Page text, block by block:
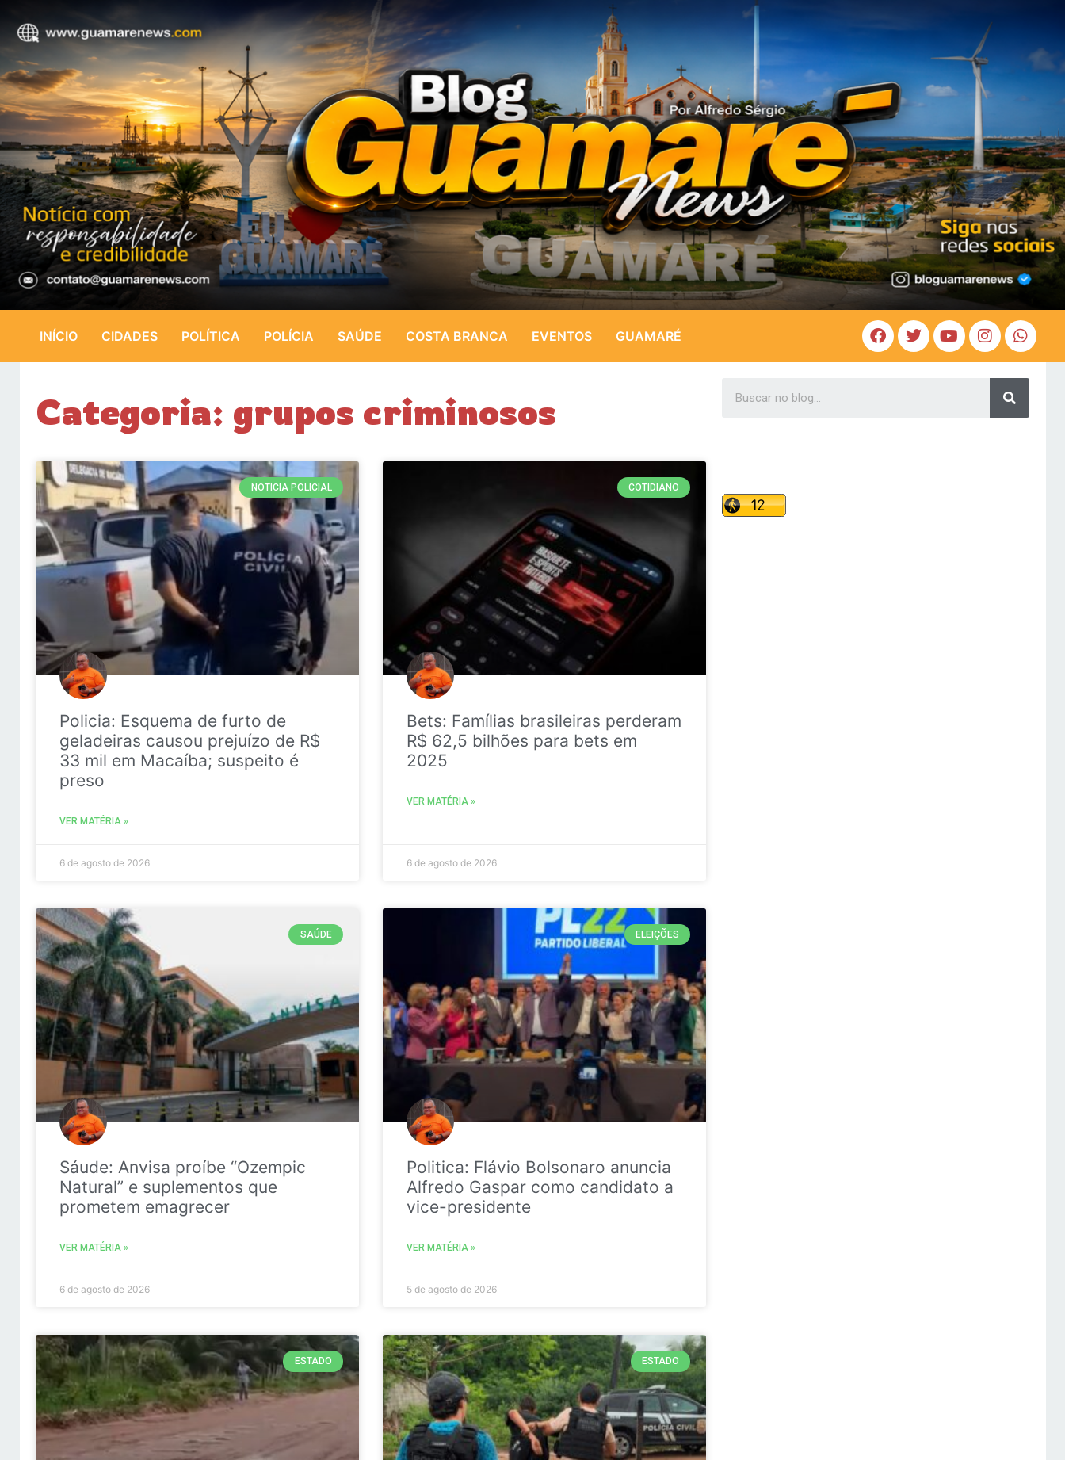
INÍCIO CIDADES POLÍTICA POLÍCIA SAÚDE COSTA BRANCA EVENTOS GUAMARÉ
Categoria: grupos criminosos
NOTICIA POLICIAL
Policia: Esquema de furto de
geladeiras causou prejuízo de R$
33 mil em Macaíba; suspeito é
preso
VER MATÉRIA »
6 de agosto de 2026
COTIDIANO
Bets: Famílias brasileiras perderam
R$ 62,5 bilhões para bets em
2025
VER MATÉRIA »
6 de agosto de 2026
SAÚDE
Sáude: Anvisa proíbe “Ozempic
Natural” e suplementos que
prometem emagrecer
VER MATÉRIA »
6 de agosto de 2026
ELEIÇÕES
Politica: Flávio Bolsonaro anuncia
Alfredo Gaspar como candidato a
vice-presidente
VER MATÉRIA »
5 de agosto de 2026
ESTADO ESTADO